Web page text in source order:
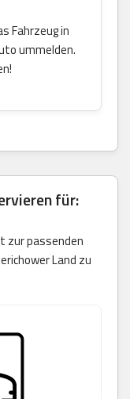
Fahrzeug in
ummelden.
für:
zur passenden
Land zu